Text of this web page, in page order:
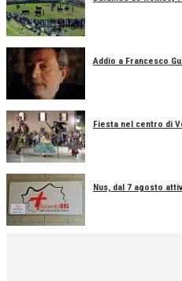
Addio a Francesco
Fiesta nel centro di
Nus, dal 7 agosto